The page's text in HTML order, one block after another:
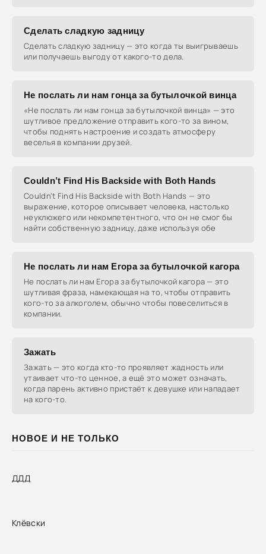
НОВОЕ И НЕ ТОЛЬКО
ДДД
Клёвски
Сделать сладкую задницу
Сделать сладкую задницу — это когда ты выигрываешь
или получаешь выгоду от какого-то дела.
Не послать ли нам гонца за бутылочкой винца
«Не послать ли нам гонца за бутылочкой винца» — это
шутливое предложение отправить кого-то за вином,
чтобы поднять настроение и создать атмосферу
веселья в компании друзей.
Couldn’t Find His Backside with Both Hands
Couldn't Find His Backside with Both Hands — это
выражение, которое описывает человека, настолько
неуклюжего или некомпетентного, что он не смог бы
найти собственную задницу, даже используя обе
Не послать ли нам Егора за бутылочкой кагора
Не послать ли нам Егора за бутылочкой кагора — это
шутливая фраза, намекающая на то, чтобы отправить
кого-то за алкоголем, обычно чтобы повеселиться в
компании.
Зажать
Зажать — это когда кто-то проявляет жадность или
утаивает что-то ценное, а ещё это может означать,
когда парень активно пристаёт к девушке или нападает
на кого-то.